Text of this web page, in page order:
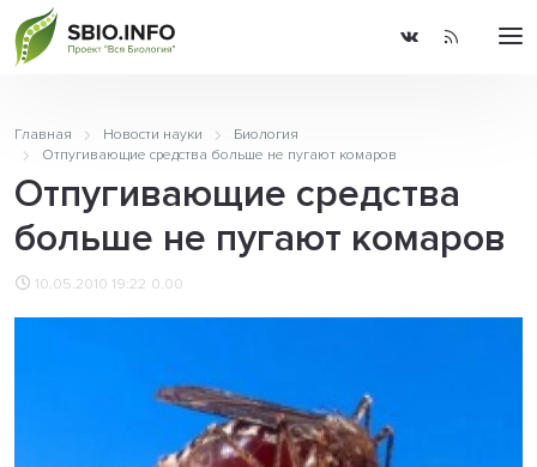
Главная Новости науки
Биология
Отпугивающие средства больше не пугают комаров
Отпугивающие средства
больше не пугают комаров
10.05.2010 19:22 0.00